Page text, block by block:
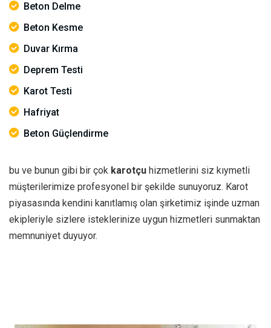
Beton Delme
Beton Kesme
Duvar Kırma
Deprem Testi
Karot Testi
Hafriyat
Beton Güçlendirme
bu ve bunun gibi bir çok karotçu hizmetlerini siz kıymetli
müşterilerimize profesyonel bir şekilde sunuyoruz. Karot
piyasasında kendini kanıtlamış olan şirketimiz işinde uzman
ekipleriyle sizlere isteklerinize uygun hizmetleri sunmaktan
memnuniyet duyuyor.